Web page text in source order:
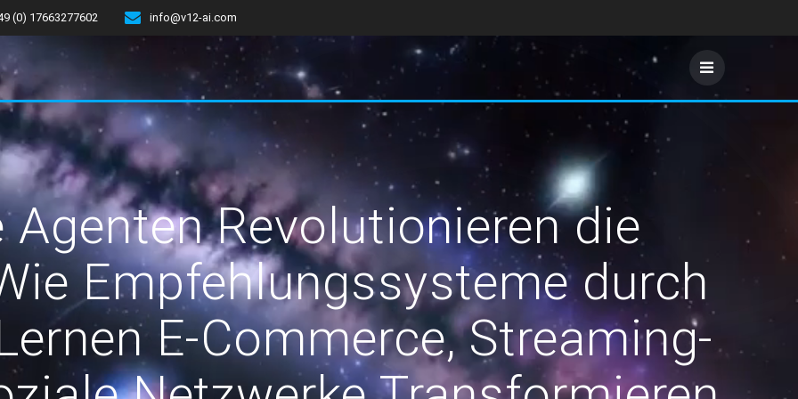
(0) 17663277602 info@v12-ai.com
Revolutionieren die
Empfehlungssysteme durch
E-Commerce, Streaming-